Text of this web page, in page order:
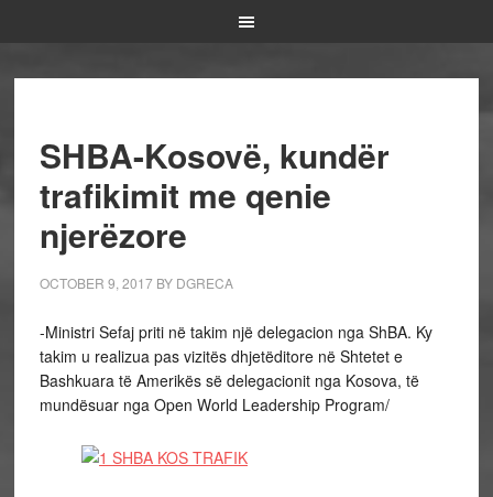
SHBA-Kosovë, kundër
trafikimit me qenie
njerëzore
OCTOBER 9, 2017BY DGRECA
-Ministri Sefaj priti në takim një delegacion nga ShBA. Ky
takim u realizua pas vizitës dhjetëditore në Shtetet e
Bashkuara të Amerikës së delegacionit nga Kosova, të
mundësuar nga Open World Leadership Program/